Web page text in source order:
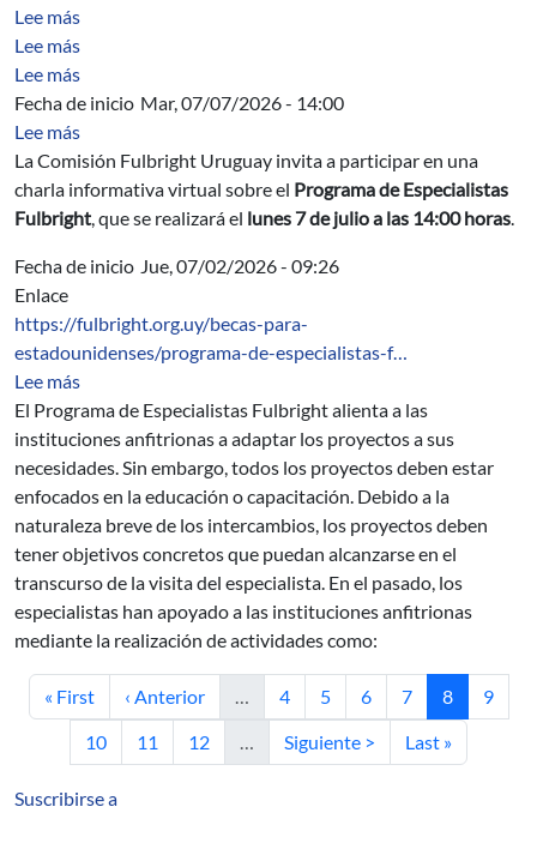
Lee mássobre Acta Directiva
Lee mássobre Characterization of logarithmic Fekete critical
Lee mássobre Herramientas de modelizacion y analisis
Fecha de inicio Mar, 07/07/2026 - 14:00
Lee mássobre Charla informativa sobre el Programa de
La Comisión Fulbright Uruguay invita a participar en una
charla informativa virtual sobre el Programa de Especialistas
Fulbright, que se realizará el lunes 7 de julio a las 14:00 horas.
Fecha de inicio Jue, 07/02/2026 - 09:26
Enlace
https://fulbright.org.uy/becas-para-
estadounidenses/programa-de-especialistas-f…
Lee mássobre Programa de Especialistas Fulbright
El Programa de Especialistas Fulbright alienta a las
instituciones anfitrionas a adaptar los proyectos a sus
necesidades. Sin embargo, todos los proyectos deben estar
enfocados en la educación o capacitación. Debido a la
naturaleza breve de los intercambios, los proyectos deben
tener objetivos concretos que puedan alcanzarse en el
transcurso de la visita del especialista. En el pasado, los
especialistas han apoyado a las instituciones anfitrionas
mediante la realización de actividades como:
Primera página
« First Página anterior
‹ Anterior … Página
4 Página
5 Página
6 Página
7 Página
8 Página
9
Página
10 Página
11 Página
12 … Siguiente página
Siguiente > Última página
Last »
Suscribirse a